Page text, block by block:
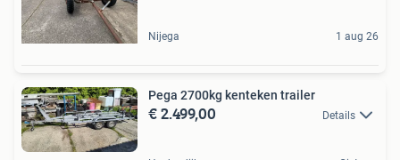
Nijega 1 aug 26
Pega 2700kg kenteken trailer
€ 2.499,00 Details